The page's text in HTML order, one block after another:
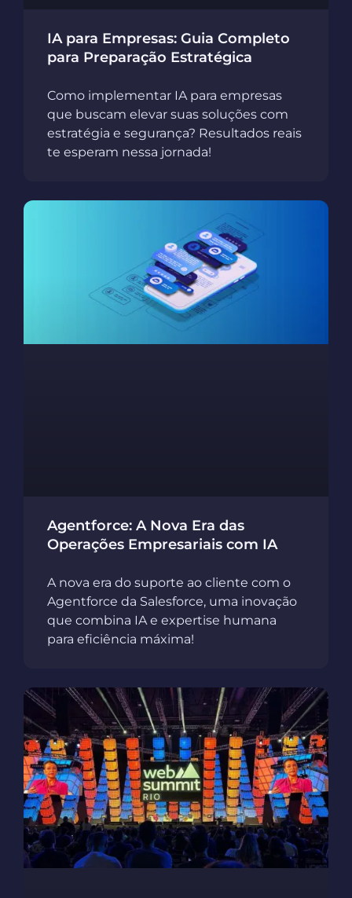
IA para Empresas: Guia Completo
para Preparação Estratégica
Como implementar IA para empresas
que buscam elevar suas soluções com
estratégia e segurança? Resultados reais
te esperam nessa jornada!
Agentforce: A Nova Era das
Operações Empresariais com IA
A nova era do suporte ao cliente com o
Agentforce da Salesforce, uma inovação
que combina IA e expertise humana
para eficiência máxima!